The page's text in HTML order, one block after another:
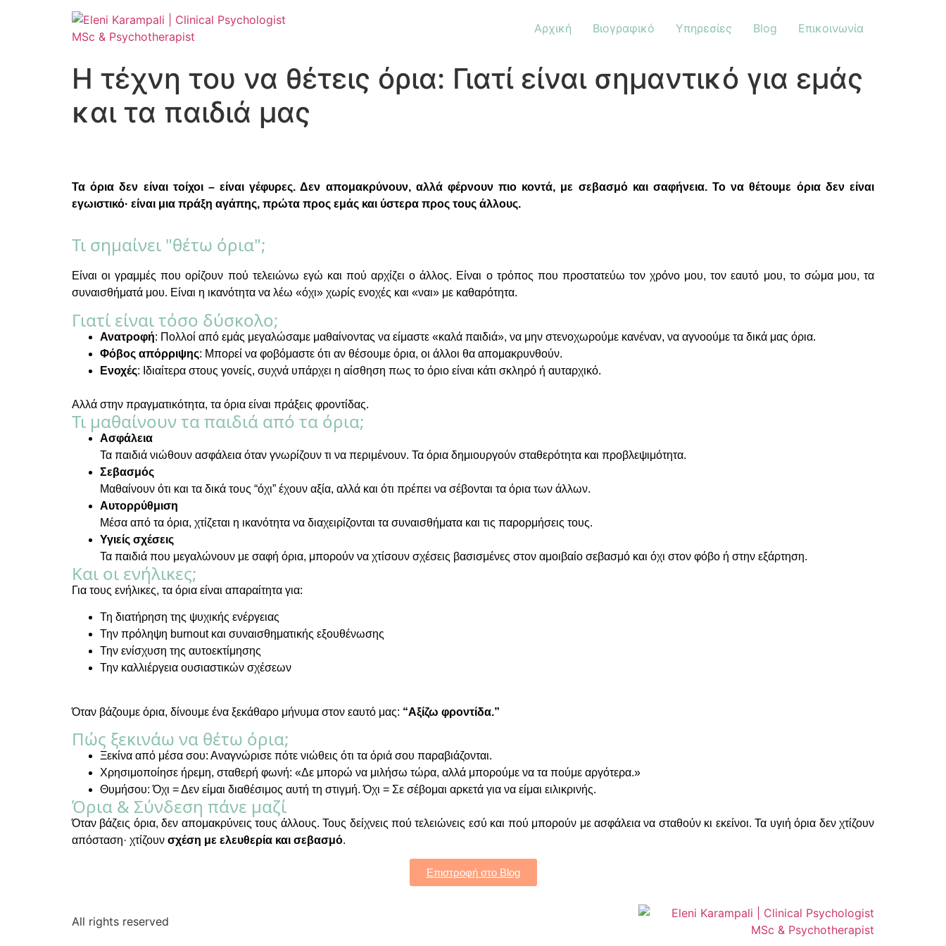
Αρχική Βιογραφικό Υπηρεσίες Blog Επικοινωνία
Η τέχνη του να θέτεις όρια: Γιατί είναι σημαντικό για εμάς
και τα παιδιά μας
Τα όρια δεν είναι τοίχοι – είναι γέφυρες. Δεν απομακρύνουν, αλλά φέρνουν πιο κοντά, με σεβασμό και σαφήνεια. Το να θέτουμε όρια δεν είναι
εγωιστικό· είναι μια πράξη αγάπης, πρώτα προς εμάς και ύστερα προς τους άλλους.
Τι σημαίνει "θέτω όρια";
Είναι οι γραμμές που ορίζουν πού τελειώνω εγώ και πού αρχίζει ο άλλος. Είναι ο τρόπος που προστατεύω τον χρόνο μου, τον εαυτό μου, το σώμα μου, τα
συναισθήματά μου. Είναι η ικανότητα να λέω «όχι» χωρίς ενοχές και «ναι» με καθαρότητα.
Γιατί είναι τόσο δύσκολο;
Ανατροφή: Πολλοί από εμάς μεγαλώσαμε μαθαίνοντας να είμαστε «καλά παιδιά», να μην στενοχωρούμε κανέναν, να αγνοούμε τα δικά μας όρια.
Φόβος απόρριψης: Μπορεί να φοβόμαστε ότι αν θέσουμε όρια, οι άλλοι θα απομακρυνθούν.
Ενοχές: Ιδιαίτερα στους γονείς, συχνά υπάρχει η αίσθηση πως το όριο είναι κάτι σκληρό ή αυταρχικό.
Αλλά στην πραγματικότητα, τα όρια είναι πράξεις φροντίδας.
Τι μαθαίνουν τα παιδιά από τα όρια;
Ασφάλεια
Τα παιδιά νιώθουν ασφάλεια όταν γνωρίζουν τι να περιμένουν. Τα όρια δημιουργούν σταθερότητα και προβλεψιμότητα.
Σεβασμός
Μαθαίνουν ότι και τα δικά τους “όχι” έχουν αξία, αλλά και ότι πρέπει να σέβονται τα όρια των άλλων.
Αυτορρύθμιση
Μέσα από τα όρια, χτίζεται η ικανότητα να διαχειρίζονται τα συναισθήματα και τις παρορμήσεις τους.
Υγιείς σχέσεις
Τα παιδιά που μεγαλώνουν με σαφή όρια, μπορούν να χτίσουν σχέσεις βασισμένες στον αμοιβαίο σεβασμό και όχι στον φόβο ή στην εξάρτηση.
Και οι ενήλικες;
Για τους ενήλικες, τα όρια είναι απαραίτητα για:
Τη διατήρηση της ψυχικής ενέργειας
Την πρόληψη burnout και συναισθηματικής εξουθένωσης
Την ενίσχυση της αυτοεκτίμησης
Την καλλιέργεια ουσιαστικών σχέσεων
Όταν βάζουμε όρια, δίνουμε ένα ξεκάθαρο μήνυμα στον εαυτό μας: “Αξίζω φροντίδα.”
Πώς ξεκινάω να θέτω όρια;
Ξεκίνα από μέσα σου: Αναγνώρισε πότε νιώθεις ότι τα όριά σου παραβιάζονται.
Χρησιμοποίησε ήρεμη, σταθερή φωνή: «Δε μπορώ να μιλήσω τώρα, αλλά μπορούμε να τα πούμε αργότερα.»
Θυμήσου: Όχι = Δεν είμαι διαθέσιμος αυτή τη στιγμή. Όχι = Σε σέβομαι αρκετά για να είμαι ειλικρινής.
Όρια & Σύνδεση πάνε μαζί
Όταν βάζεις όρια, δεν απομακρύνεις τους άλλους. Τους δείχνεις πού τελειώνεις εσύ και πού μπορούν με ασφάλεια να σταθούν κι εκείνοι. Τα υγιή όρια δεν χτίζουν
απόσταση· χτίζουν σχέση με ελευθερία και σεβασμό.
Επιστροφή στο Blog
All rights reserved